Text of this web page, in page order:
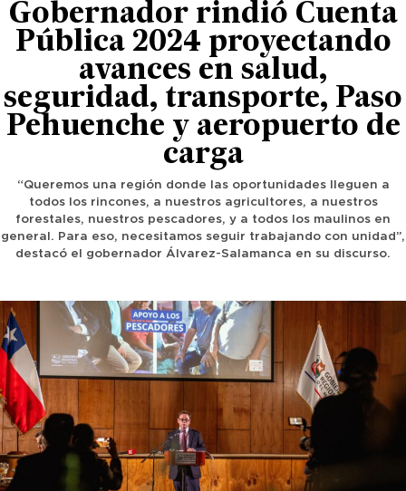
Gobernador rindió Cuenta
Pública 2024 proyectando
avances en salud,
seguridad, transporte, Paso
Pehuenche y aeropuerto de
carga
“Queremos una región donde las oportunidades lleguen a
todos los rincones, a nuestros agricultores, a nuestros
forestales, nuestros pescadores, y a todos los maulinos en
general. Para eso, necesitamos seguir trabajando con unidad”,
destacó el gobernador Álvarez-Salamanca en su discurso.